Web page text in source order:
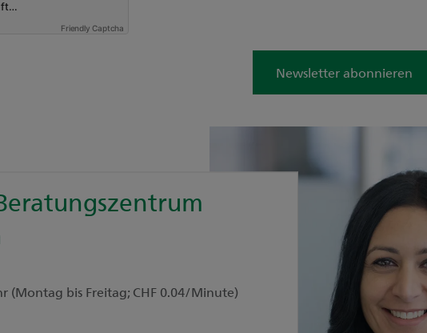
Friendly Captcha
Newsletter abonnieren
(Montag bis Freitag; CHF 0.04/Minute)